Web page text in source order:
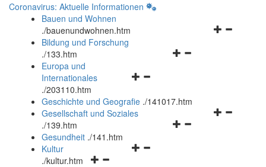
Coronavirus: Aktuelle Informationen
Bauen und Wohnen
./bauenundwohnen.htm
Navigationsmenü
Bildung und Forschung
./133.htm
Navigationsmenü
und
schließen
Europa und
Internationales
./203110.htm
Geschichte und Geografie ./141017.htm
Navigationsmenü
Gesellschaft und Soziales
./139.htm
Navigationsmenü
Gesundheit ./141.htm
Navigationsmenü
Kultur
./kultur.htm